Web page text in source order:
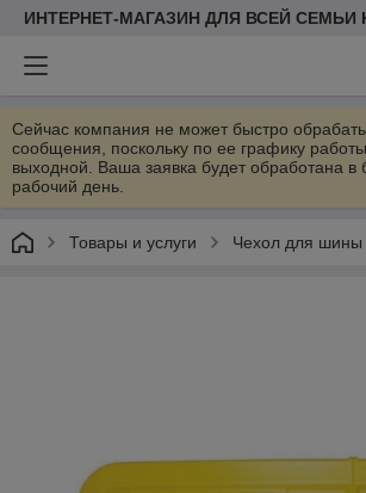
ИНТЕРНЕТ-МАГАЗИН ДЛЯ ВСЕЙ СЕМЬИ
Сейчас компания не может быстро
сообщения, поскольку по ее графику
выходной. Ваша заявка будет обработана в
рабочий день.
Товары и услуги Чехол для шины